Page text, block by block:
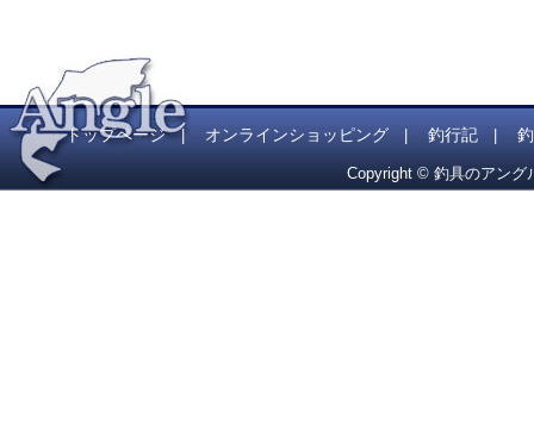
トップページ| オンラインショッピング| 釣行記
Copyright © 釣具のアン